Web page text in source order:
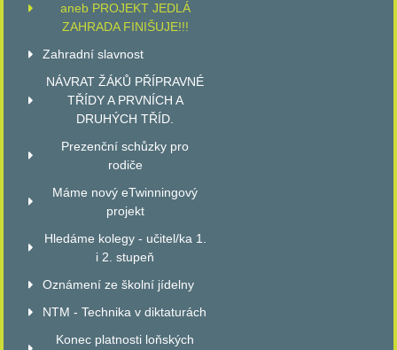
aneb PROJEKT JEDLÁ
ZAHRADA FINIŠUJE!!!
Zahradní slavnost
NÁVRAT ŽÁKŮ PŘÍPRAVNÉ
TŘÍDY A PRVNÍCH A
DRUHÝCH TŘÍD.
Prezenční schůzky pro
rodiče
Máme nový eTwinningový
projekt
Hledáme kolegy - učitel/ka 1.
i 2. stupeň
Oznámení ze školní jídelny
NTM - Technika v diktaturách
Konec platnosti loňských